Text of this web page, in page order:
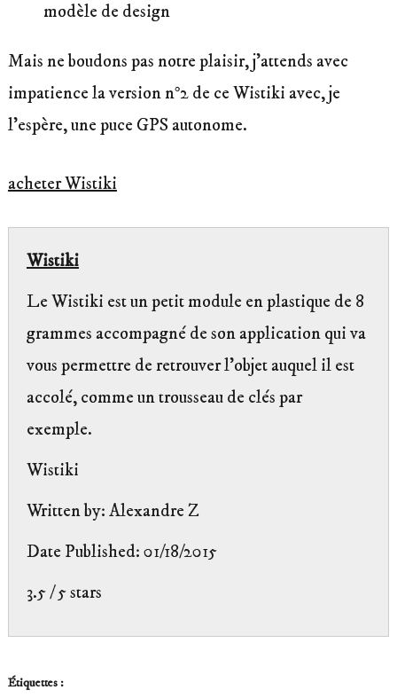
modèle de design
Mais ne boudons pas notre plaisir, j’attends avec
impatience la version n°2 de ce Wistiki avec, je
l’espère, une puce GPS autonome.
acheter Wistiki
Wistiki
Le Wistiki est un petit module en plastique de 8
grammes accompagné de son application qui va
vous permettre de retrouver l’objet auquel il est
accolé, comme un trousseau de clés par
exemple.
Wistiki
Written by: Alexandre Z
Date Published: 01/18/2015
3.5/5stars
Étiquettes :